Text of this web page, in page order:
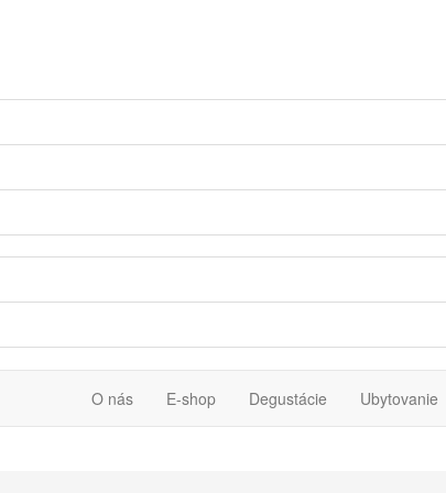
O nás E-shop Degustácie Ubytovanie